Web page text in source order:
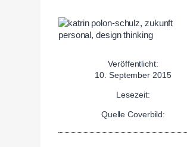
Veröffentlicht:
10. September 2015
Lesezeit:
Quelle Coverbild: